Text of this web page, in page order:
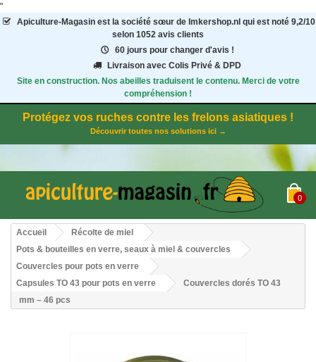
"
Apiculture-Magasinest la société sœur de Imkershop.nl qui est noté 9,2/10
selon 1052 avis clients
60 jours pour changer d'avis !
Livraison avec Colis Privé & DPD
Site en construction. Nos abeilles traduisent le contenu. Merci de votre
compréhension !
Protégez vos ruches contre les frelons asiatiques !
Découvrir toutes nos solutions ici →
0
Accueil
Récolte de miel
Pots & bouteilles en verre, seaux à miel & couvercles
Couvercles pour pots en verre
Capsules TO 43 pour pots en verre
Couvercles dorés TO 43
mm – 46 pcs